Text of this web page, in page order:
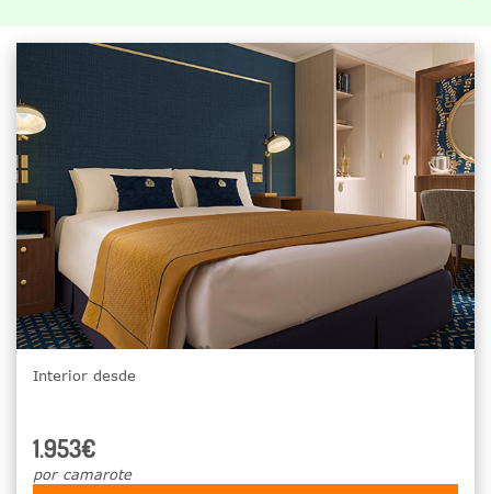
Interior desde
1.953€
por camarote